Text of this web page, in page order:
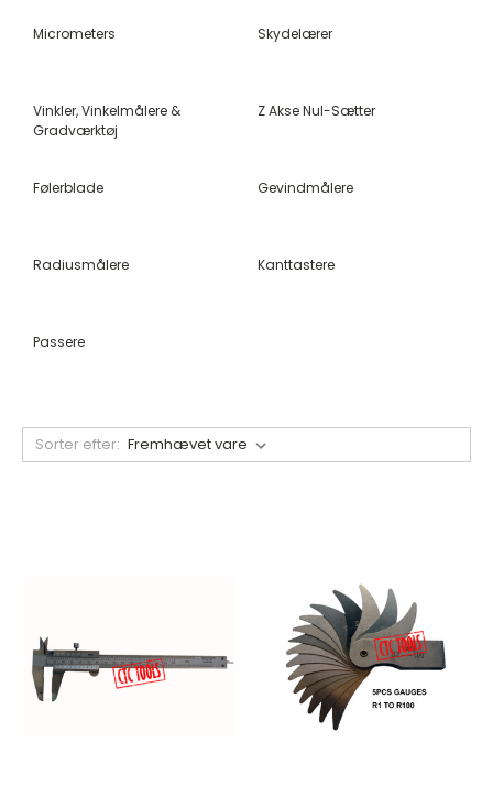
Micrometers Skydelærer
Vinkler, Vinkelmålere &
Gradværktøj
Z Akse Nul-Sætter
Følerblade Gevindmålere
Radiusmålere Kanttastere
Passere
Sorter efter: